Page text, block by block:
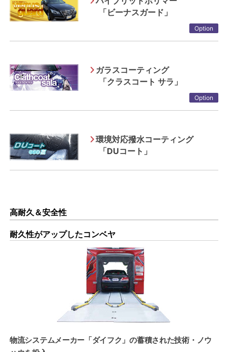
「ビーナスガード」
Option
ガラスコーティング
「クラスコート サラ」
Option
環境対応撥水コーティング
「DUコート」
高耐久＆安全性
耐久性がアップしたコンベヤ
物流システムメーカー「ダイフク」の蓄積された技術・ノウ